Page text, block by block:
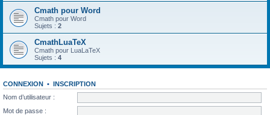
r
Cmath pour Word
Cmath pour Word
Sujets : 2
CmathLuaTeX
Cmath pour LuaLaTeX
Sujets : 4
CONNEXION • INSCRIPTION
Nom d’utilisateur :
Mot de passe :